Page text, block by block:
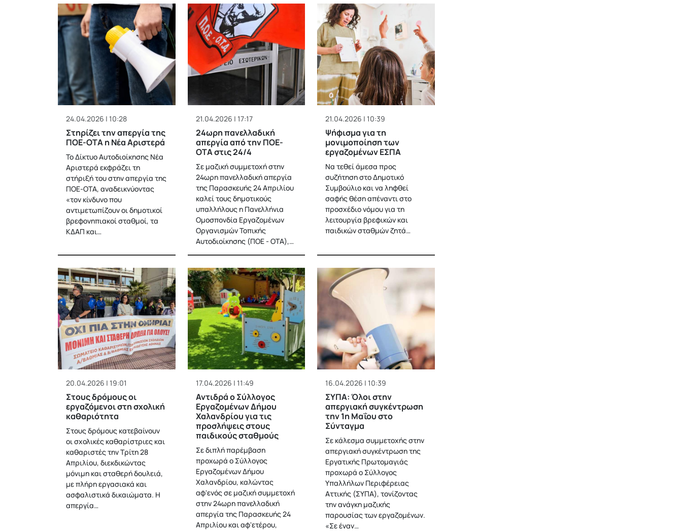
24.04.2026 | 10:28
Στηρίζει την απεργία της
ΠΟΕ-ΟΤΑ η Νέα Αριστερά
Το Δίκτυο Αυτοδιοίκησης Νέα
Αριστερά εκφράζει τη
στήριξή του στην απεργία της
ΠΟΕ-ΟΤΑ, αναδεικνύοντας
«τον κίνδυνο που
αντιμετωπίζουν οι δημοτικοί
βρεφονηπιακοί σταθμοί, τα
ΚΔΑΠ και…
21.04.2026 | 17:17
24ωρη πανελλαδική
απεργία από την ΠΟΕ-
ΟΤΑ στις 24/4
Σε μαζική συμμετοχή στην
24ωρη πανελλαδική απεργία
της Παρασκευής 24 Απριλίου
καλεί τους δημοτικούς
υπαλλήλους η Πανελλήνια
Ομοσπονδία Εργαζομένων
Οργανισμών Τοπικής
Αυτοδιοίκησης (ΠΟΕ - ΟΤΑ),…
21.04.2026 | 10:39
Ψήφισμα για τη
μονιμοποίηση των
εργαζομένων ΕΣΠΑ
Να τεθεί άμεσα προς
συζήτηση στο Δημοτικό
Συμβούλιο και να ληφθεί
σαφής θέση απέναντι στο
προσχέδιο νόμου για τη
λειτουργία βρεφικών και
παιδικών σταθμών ζητά…
20.04.2026 | 19:01
Στους δρόμους οι
εργαζόμενοι στη σχολική
καθαριότητα
Στους δρόμους κατεβαίνουν
οι σχολικές καθαρίστριες και
καθαριστές την Τρίτη 28
Απριλίου, διεκδικώντας
μόνιμη και σταθερή δουλειά,
με πλήρη εργασιακά και
ασφαλιστικά δικαιώματα. Η
απεργία…
17.04.2026 | 11:49
Αντιδρά ο Σύλλογος
Εργαζομένων Δήμου
Χαλανδρίου για τις
προσλήψεις στους
παιδικούς σταθμούς
Σε διπλή παρέμβαση
προχωρά ο Σύλλογος
Εργαζομένων Δήμου
Χαλανδρίου, καλώντας
αφ'ενός σε μαζική συμμετοχή
στην 24ωρη πανελλαδική
απεργία της Παρασκευής 24
Απριλίου και αφ'ετέρου,
16.04.2026 | 10:39
ΣΥΠΑ: Όλοι στην
απεργιακή συγκέντρωση
την 1η Μαΐου στο
Σύνταγμα
Σε κάλεσμα συμμετοχής στην
απεργιακή συγκέντρωση της
Εργατικής Πρωτομαγιάς
προχωρά ο Σύλλογος
Υπαλλήλων Περιφέρειας
Αττικής (ΣΥΠΑ), τονίζοντας
την ανάγκη μαζικής
παρουσίας των εργαζομένων.
«Σε έναν…